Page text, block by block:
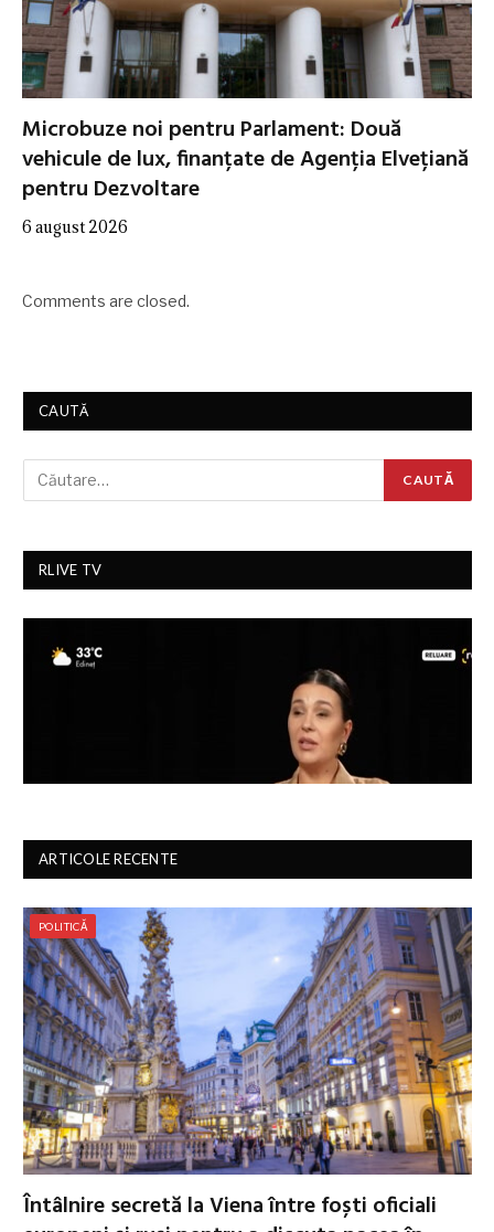
Microbuze noi pentru Parlament: Două
vehicule de lux, finanțate de Agenția Elvețiană
pentru Dezvoltare
6 august 2026
Comments are closed.
CAUTĂ
RLIVE TV
ARTICOLE RECENTE
POLITICĂ
Întâlnire secretă la Viena între foști oficiali